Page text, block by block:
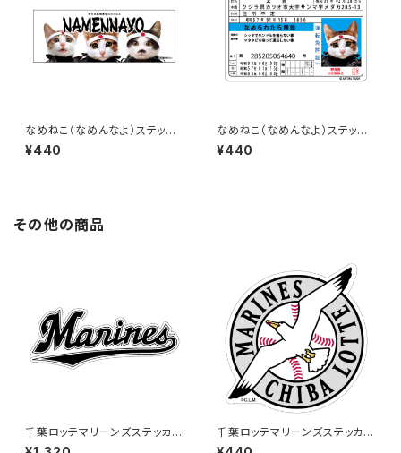
なめねこ（なめんなよ）ステッカ
ー C-3
¥440
なめねこ（なめんなよ）ステッカ
ー D-2
¥440
その他の商品
千葉ロッテマリーンズステッカー
16（特大）
千葉ロッテマリーンズステッカー
15